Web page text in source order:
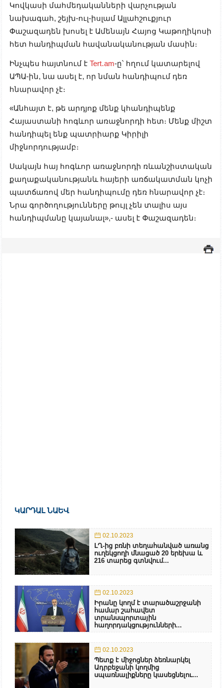
Կովկասի մահմեդականների վարչության
նախագահ, շեյխ-ուլ-իսլամ Ալլահշուքյուր
Փաշազադեն խոսել է Ամենայն Հայոց Կաթողիկոսի
հետ հանդիպման հավանականության մասին։
Ինչպես հայտնում է Tert․am-ը՝ հղում կատարելով
ԱՊԱ-ին, նա ասել է, որ նման հանդիպում դեռ
հնարավոր չէ։
«Անհայտ է, թե արդյոք մենք կհանդիպենք
Հայաստանի հոգևոր առաջնորդի հետ։ Մենք միշտ
հանդիպել ենք պատրիարք Կիրիլի
միջնորդությամբ։
Սակայն հայ հոգևոր առաջնորդի ռևանշիստական
քաղաքականությանև հայերի առճակատման կոչի
պատճառով մեր հանդիպումը դեռ հնարավոր չէ։
Նրա գործողությունները թույլ չեն տալիս այս
հանդիպմանը կայանալ»,- ասել է Փաշազադեն։
ԿԱՐԴԱԼ ՆԱԵՎ
02.10.2023
ԼՂ-ից բռնի տեղահանված առանց
ուղեկցողի մնացած 20 երեխա և
216 տարեց գտնվում...
02.10.2023
Իրանը կողմ է տարածաշրջանի
համար շահավետ
տրանսպորտային
հաղորդակցությունների...
02.10.2023
Պետք է միջոցներ ձեռնարկել
Ադրբեջանի կողմից
սպառնալիքները կասեցնելու...